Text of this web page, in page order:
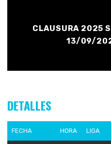
CLAUSURA 2025
13/09/
DETALLES
FECHA HORA LIGA